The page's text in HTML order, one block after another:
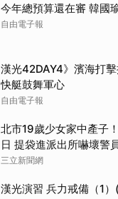
今年總預算還在審 韓國
自由電子報
漢光42DAY4》濱海打
快艇鼓舞軍心
自由電子報
北市19歲少女家中產子
日 提袋進派出所嚇壞警
三立新聞網
漢光演習 兵力戒備（1